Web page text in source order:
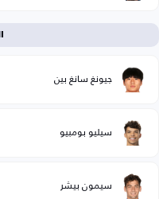
جيونغ سانغ بين
سيليو بومبيو
سيمون بيشر